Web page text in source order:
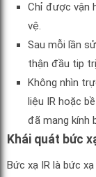
Chỉ được vận
vệ.
Sau mỗi lần
thận đầu tip
Không nhìn
liệu IR hoặc
đã mang kính
Khái quát bức
Bức xạ IR là bức